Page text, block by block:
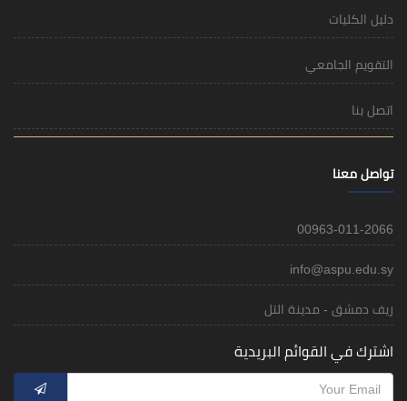
دليل الكليات
التقويم الجامعي
اتصل بنا
تواصل معنا
00963-011-2066
info@aspu.edu.sy
ريف دمشق - مدينة التل
اشترك في القوائم البريدية